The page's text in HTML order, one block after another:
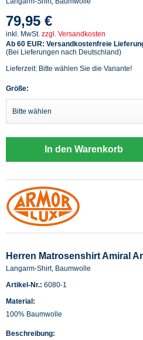
79,95 €
inkl. MwSt. zzgl. Versandkosten
Ab 60 EUR: Versandkostenfreie
(Bei Lieferungen nach Deutschland)
Lieferzeit: Bitte wählen Sie die Variante!
Größe:
In den Warenkorb
Herren Matrosenshirt Amiral
Langarm-Shirt, Baumwolle
Artikel-Nr.: 6080-1
Material:
100% Baumwolle
Beschreibung: